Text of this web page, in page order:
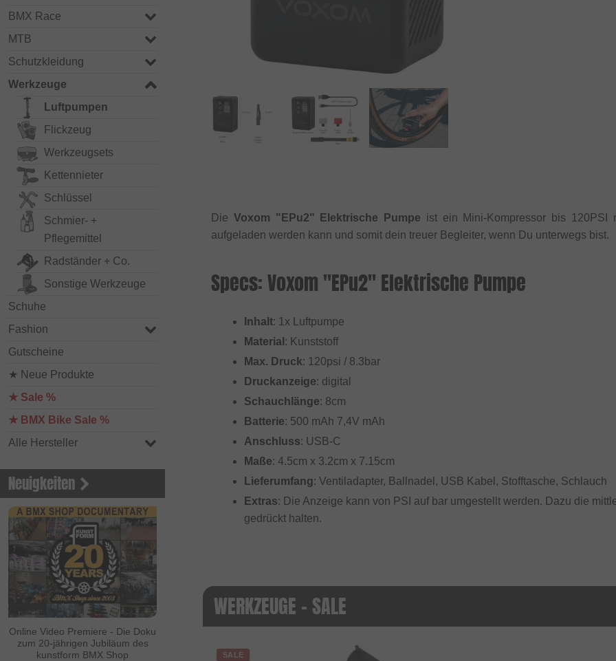
BMX Race
MTB
Schutzkleidung
Werkzeuge
Luftpumpen
Flickzeug
Werkzeugsets
Kettennieter
Schlüssel
Schmier- +
Pflegemittel
Radständer + Co.
Sonstige Werkzeuge
Schuhe
Fashion
Gutscheine
★ Neue Produkte
★ Sale %
★ BMX Bike Sale %
Alle Hersteller
Neuigkeiten
Online Video Premiere - Die Doku
zum 20-jährigen Jubiläum des
kunstform BMX Shop
Die Voxom "EPu2" Elektrische Pumpe ist ein Mini-Kompressor bis 120PSI
aufgeladen werden kann und somit dein treuer Begleiter, wenn Du unterwegs bist.
Specs: Voxom "EPu2" Elektrische Pumpe
Inhalt: 1x Luftpumpe
Material : Kunststoff
Max. Druck: 120psi / 8.3bar
Druckanzeige: digital
Schauchlänge: 8cm
Batterie: 500 mAh 7,4V mAh
Anschluss: USB-C
Maße: 4.5cm x 3.2cm x 7.15cm
Lieferumfang: Ventiladapter, Ballnadel, USB Kabel, Stofftasche, Schlauch
Extras: Die Anzeige kann von PSI auf bar umgestellt werden. Dazu die
gedrückt halten.
WERKZEUGE - SALE
SALE